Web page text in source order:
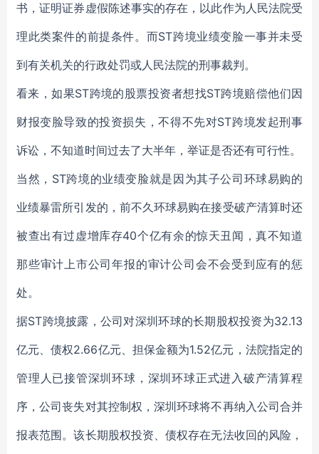
书，证明证券虚假陈述事实的存在，以此作为人民法院受
理此类案件的前提条件。而ST跨境业绩变脸一事并未受
到有关机关的行政处罚或人民法院的刑事裁判。
看来，如果ST跨境的股票投资者想找ST跨境赔偿他们因
财报变脸导致的投资损失，不得不先对ST跨境发起刑事
诉讼，不知道时间过去了大半年，举证是否还有可行性。
当然，ST跨境的业绩变脸就是因为其子公司环球易购的
业绩暴雷所引发的，前不久环球易购在接受破产清算时还
被查出有过虚增库存40个亿有余的惊天丑闻，真不知道
那些审计上市公司年报的审计公司会不会受到应有的惩
处。
据ST跨境披露，公司对深圳环球的长期股权投资为32.13
亿元、债权2.66亿元、担保金额为1.52亿元，法院指定的
管理人已接管深圳环球，深圳环球正式进入破产清算程
序，公司丧失对其控制权，深圳环球将不再纳入公司合并
报表范围。该长期股权投资、债权存在无法收回的风险，